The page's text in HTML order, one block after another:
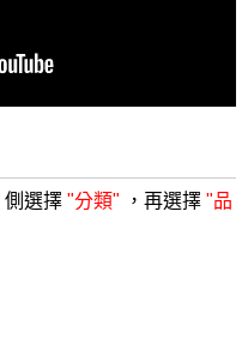
側選擇 "分類" ，再選擇 "品